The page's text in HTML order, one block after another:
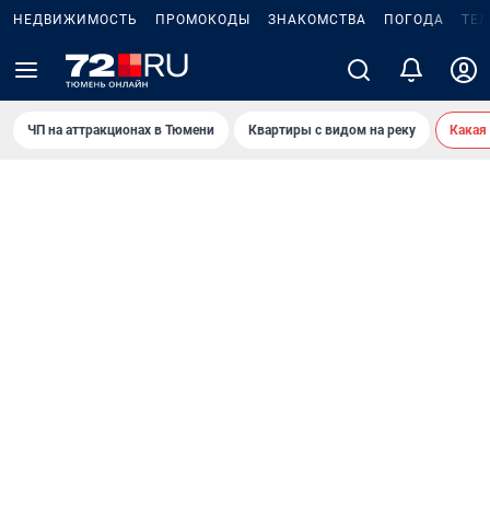
НЕДВИЖИМОСТЬ ПРОМОКОДЫ ЗНАКОМСТВА ПОГОДА
ЧП на аттракционах в Тюмени Квартиры с видом на реку